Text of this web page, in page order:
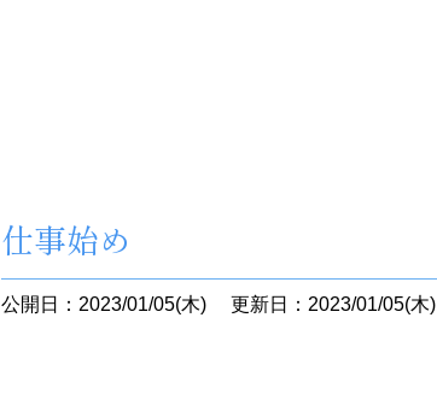
仕事始め
公開日：2023/01/05(木) 更新日：2023/01/05(木)